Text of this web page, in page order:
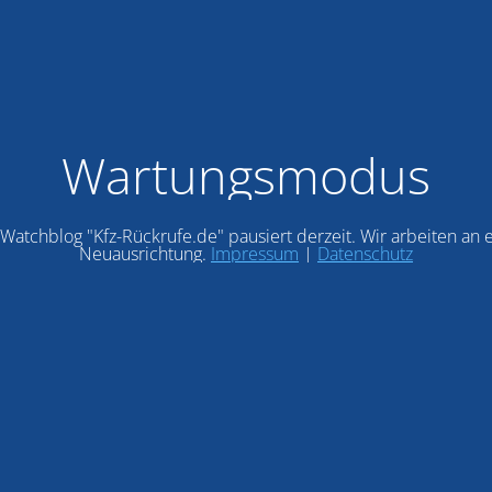
Wartungsmodus
"Kfz-Rückrufe.de" pausiert derzeit. Wir arbeiten an
Neuausrichtung. Impressum | Datenschutz